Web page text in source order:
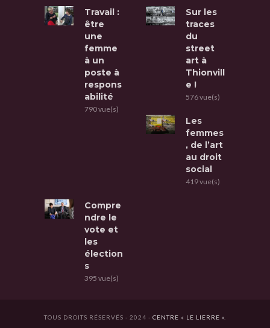
Travail :
être
une
femme
à un
poste à
respons
abilité
790 vue(s)
Sur les
traces
du
street
art à
Thionvill
e !
576 vue(s)
Les
femmes
, de l’art
au droit
social
419 vue(s)
Compre
ndre le
vote et
les
élection
s
395 vue(s)
TOUS DROITS RÉSERVÉS - 2024 - CENTRE « LE LIERRE »